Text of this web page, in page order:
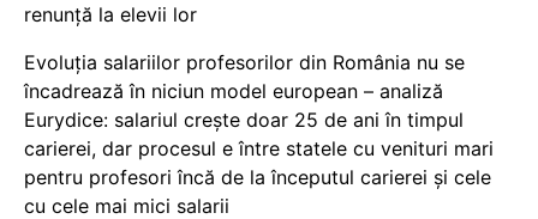
renunță la elevii lor
Evoluția salariilor profesorilor din România nu se
încadrează în niciun model european – analiză
Eurydice: salariul crește doar 25 de ani în timpul
carierei, dar procesul e între statele cu venituri mari
pentru profesori încă de la începutul carierei și cele
cu cele mai mici salarii